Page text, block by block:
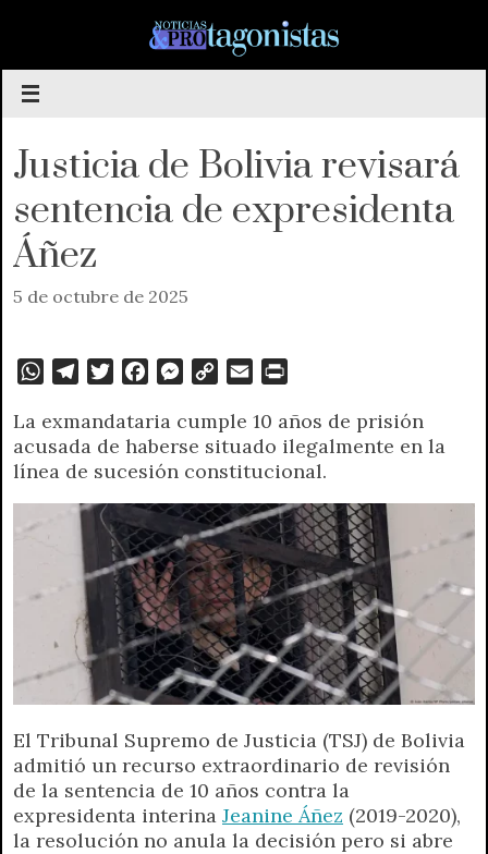
contenido
Justicia de Bolivia revisará
sentencia de expresidenta
Áñez
5 de octubre de 2025
W
a
t
s
A
l
e
g
r
a
m
i
t
t
e
r
c
e
b
o
o
k
M
s
s
e
n
g
e
r
p
y
L
i
n
k
a
i
l
i
n
t
F
r
e
n
d
l
y
La exmandataria cumple 10 años de prisión
acusada de haberse situado ilegalmente en la
línea de sucesión constitucional.
El Tribunal Supremo de Justicia (TSJ) de Bolivia
admitió un recurso extraordinario de revisión
de la sentencia de 10 años contra la
expresidenta interina Jeanine Áñez (2019-2020),
la resolución no anula la decisión pero si abre